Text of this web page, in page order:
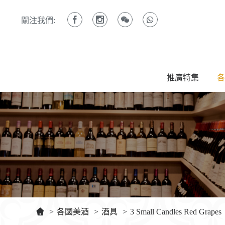
關注我們:
推廣特集
> 各國美酒 > 酒具 > 3 Small Candles Red Grapes